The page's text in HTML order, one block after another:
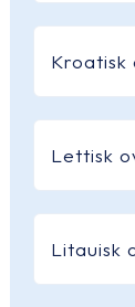
Lettisk
Litauisk